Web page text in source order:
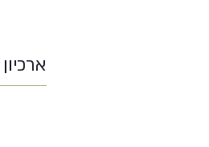
ארכיון